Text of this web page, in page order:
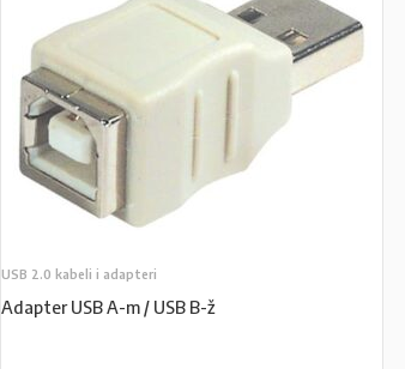
USB 2.0 kabeli i adapteri
Adapter USB A-m / USB B-ž